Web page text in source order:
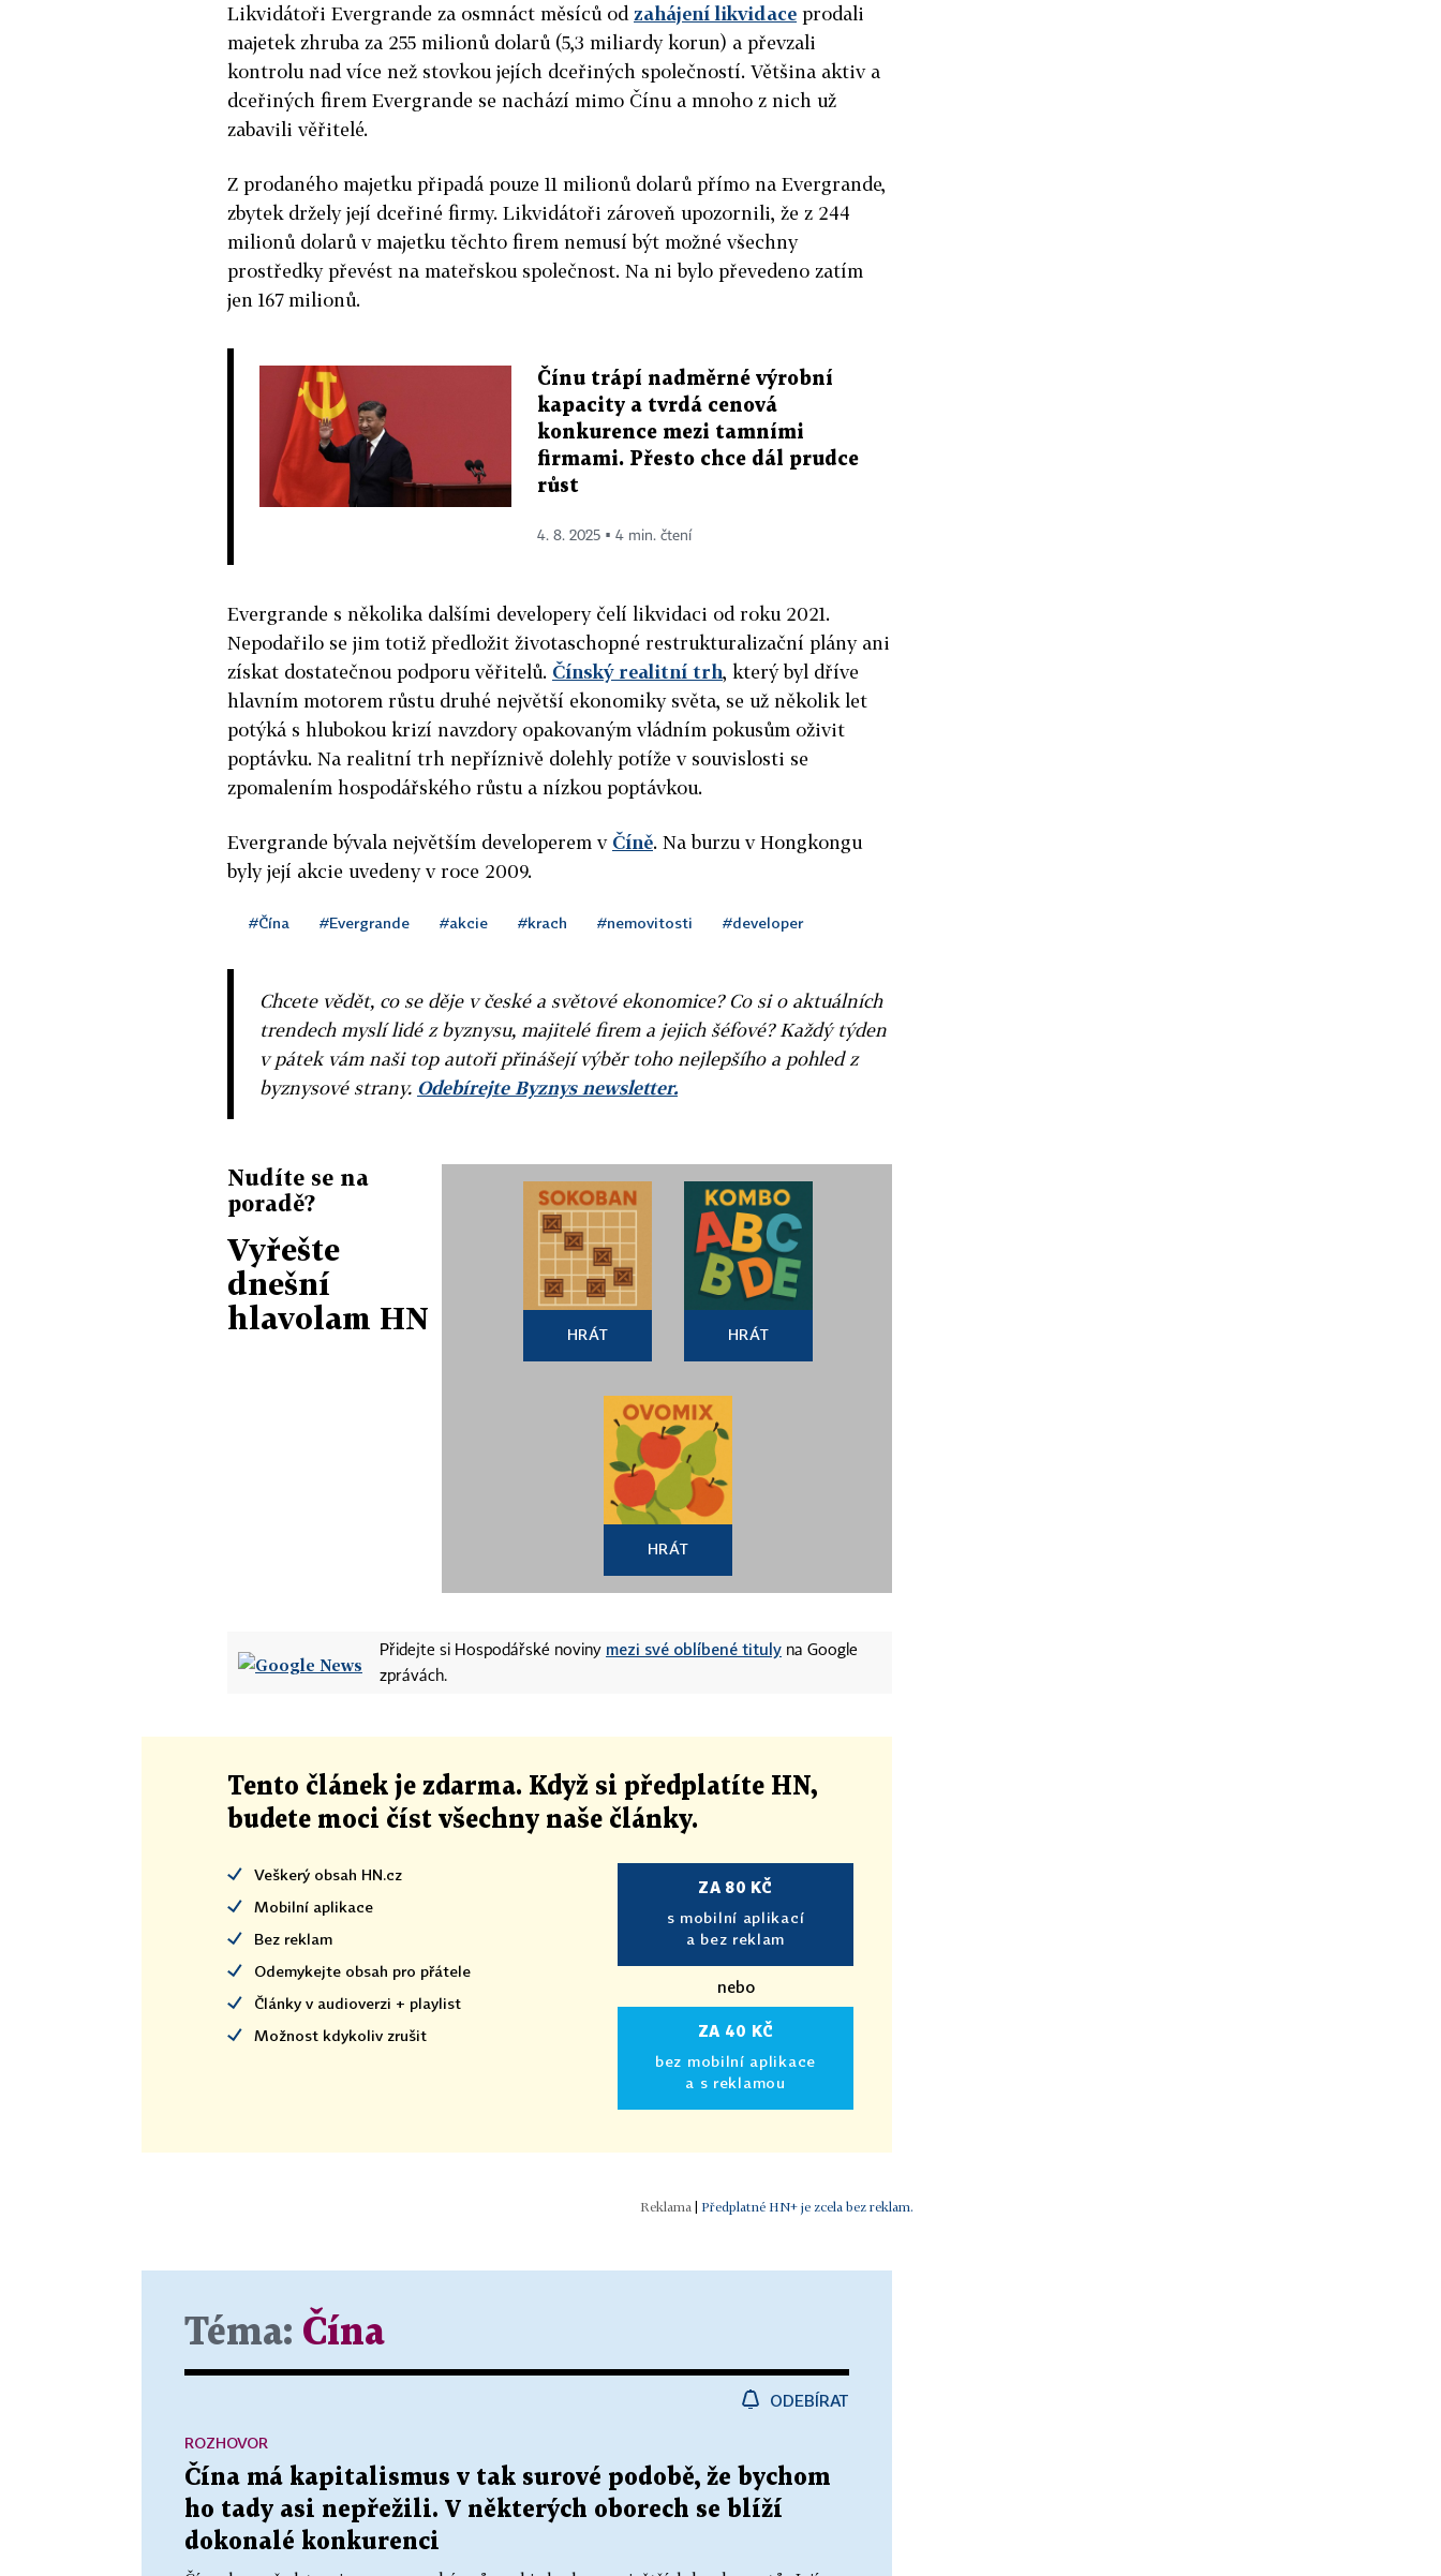
Likvidátoři Evergrande za osmnáct měsíců od zahájení likvidace prodali
majetek zhruba za 255 milionů dolarů (5,3 miliardy korun) a převzali
kontrolu nad více než stovkou jejích dceřiných společností. Většina aktiv a
dceřiných firem Evergrande se nachází mimo Čínu a mnoho z nich už
zabavili věřitelé.
Z prodaného majetku připadá pouze 11 milionů dolarů přímo na Evergrande,
zbytek držely její dceřiné firmy. Likvidátoři zároveň upozornili, že z 244
milionů dolarů v majetku těchto firem nemusí být možné všechny
prostředky převést na mateřskou společnost. Na ni bylo převedeno zatím
jen 167 milionů.
Čínu trápí nadměrné výrobní
kapacity a tvrdá cenová
konkurence mezi tamními
firmami. Přesto chce dál prudce
růst
4. 8. 2025 ▪ 4 min. čtení
Evergrande s několika dalšími developery čelí likvidaci od roku 2021.
Nepodařilo se jim totiž předložit životaschopné restrukturalizační plány ani
získat dostatečnou podporu věřitelů. Čínský realitní trh, který byl dříve
hlavním motorem růstu druhé největší ekonomiky světa, se už několik let
potýká s hlubokou krizí navzdory opakovaným vládním pokusům oživit
poptávku. Na realitní trh nepříznivě dolehly potíže v souvislosti se
zpomalením hospodářského růstu a nízkou poptávkou.
Evergrande bývala největším developerem v Číně. Na burzu v Hongkongu
byly její akcie uvedeny v roce 2009.
#Čína #Evergrande #akcie #krach #nemovitosti #developer
Chcete vědět, co se děje v české a světové ekonomice? Co si o aktuálních
trendech myslí lidé z byznysu, majitelé firem a jejich šéfové? Každý týden
v pátek vám naši top autoři přinášejí výběr toho nejlepšího a pohled z
byznysové strany. Odebírejte Byznys newsletter.
Nudíte se na
poradě?
Vyřešte
dnešní
hlavolam HN
HRÁT HRÁT
HRÁT
Přidejte si Hospodářské noviny mezi své oblíbené tituly na Google
zprávách.
Tento článek je zdarma. Když si předplatíte HN,
budete moci číst všechny naše články.
Veškerý obsah HN.cz
Mobilní aplikace
Bez reklam
Odemykejte obsah pro přátele
Články v audioverzi + playlist
Možnost kdykoliv zrušit
ZA 80 KČ
s mobilní aplikací
a bez reklam
nebo
ZA 40 KČ
bez mobilní aplikace
a s reklamou
| Předplatné HN+ je zcela bez reklam.
Téma: Čína
ODEBÍRAT
Čína má kapitalismus v tak surové podobě, že bychom
ho tady asi nepřežili. V některých oborech se blíží
dokonalé konkurenci
ROZHOVOR